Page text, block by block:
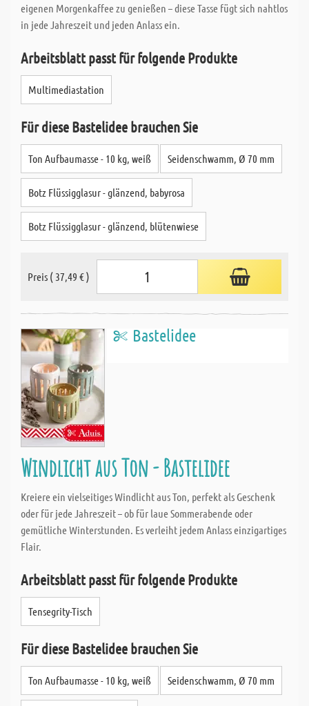
eigenen Morgenkaffee zu genießen – diese Tasse fügt sich nahtlos
in jede Jahreszeit und jeden Anlass ein.
Arbeitsblatt passt für folgende Produkte
Multimediastation
Für diese Bastelidee brauchen Sie
Ton Aufbaumasse - 10 kg, weiß Seidenschwamm, Ø 70 mm
Botz Flüssigglasur - glänzend, babyrosa
Botz Flüssigglasur - glänzend, blütenwiese
Preis ( 37,49 € )
Bastelidee
Windlicht aus Ton - Bastelidee
Kreiere ein vielseitiges Windlicht aus Ton, perfekt als Geschenk
oder für jede Jahreszeit – ob für laue Sommerabende oder
gemütliche Winterstunden. Es verleiht jedem Anlass einzigartiges
Flair.
Arbeitsblatt passt für folgende Produkte
Tensegrity-Tisch
Für diese Bastelidee brauchen Sie
Ton Aufbaumasse - 10 kg, weiß Seidenschwamm, Ø 70 mm